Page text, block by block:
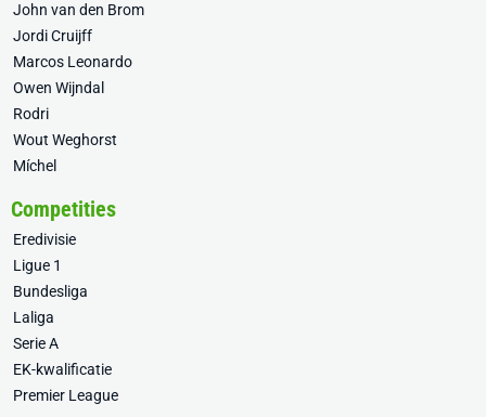
John van den Brom
Jordi Cruijff
Marcos Leonardo
Owen Wijndal
Rodri
Wout Weghorst
Míchel
Competities
Eredivisie
Ligue 1
Bundesliga
Laliga
Serie A
EK-kwalificatie
Premier League